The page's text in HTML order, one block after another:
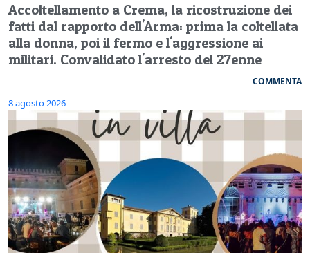
Accoltellamento a Crema, la ricostruzione dei
fatti dal rapporto dell'Arma: prima la coltellata
alla donna, poi il fermo e l'aggressione ai
militari. Convalidato l'arresto del 27enne
COMMENTA
8 agosto 2026